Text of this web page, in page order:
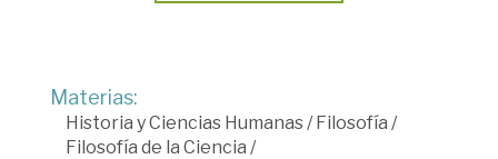
Materias:
Historia y Ciencias Humanas /Filosofía /
Filosofía de la Ciencia /